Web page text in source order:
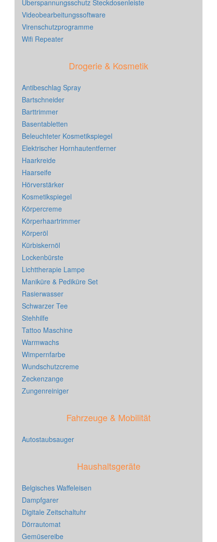
Überspannungsschutz Steckdosenleiste
Videobearbeitungssoftware
Virenschutzprogramme
Wifi Repeater
Drogerie & Kosmetik
Antibeschlag Spray
Bartschneider
Barttrimmer
Basentabletten
Beleuchteter Kosmetikspiegel
Elektrischer Hornhautentferner
Haarkreide
Haarseife
Hörverstärker
Kosmetikspiegel
Körpercreme
Körperhaartrimmer
Körperöl
Kürbiskernöl
Lockenbürste
Lichttherapie Lampe
Maniküre & Pediküre Set
Rasierwasser
Schwarzer Tee
Stehhilfe
Tattoo Maschine
Warmwachs
Wimpernfarbe
Wundschutzcreme
Zeckenzange
Zungenreiniger
Fahrzeuge & Mobilität
Autostaubsauger
Haushaltsgeräte
Belgisches Waffeleisen
Dampfgarer
Digitale Zeitschaltuhr
Dörrautomat
Gemüsereibe